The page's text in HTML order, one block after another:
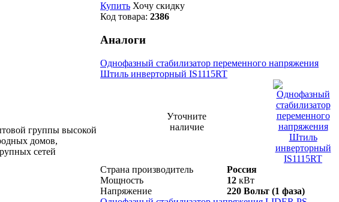
группы высокой
домов,
сетей
Купить Хочу скидку
Код товара: 2386
Аналоги
Однофазный стабилизатор переменного напряжения
Штиль инверторный IS1115RT
Уточните
наличие
Страна производитель
Россия
Мощность
12 кВт
Напряжение
220 Вольт (1 фаза)